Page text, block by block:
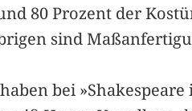
80 Prozent der
sind
bei »Shakespeare